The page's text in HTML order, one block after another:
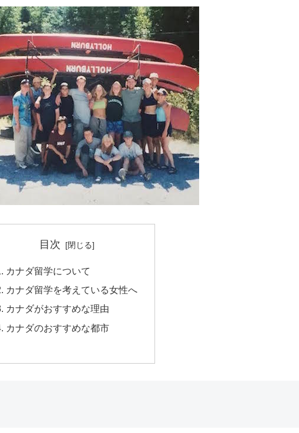
目次
カナダ留学について
カナダ留学を考えている女性へ
カナダがおすすめな理由
カナダのおすすめな都市